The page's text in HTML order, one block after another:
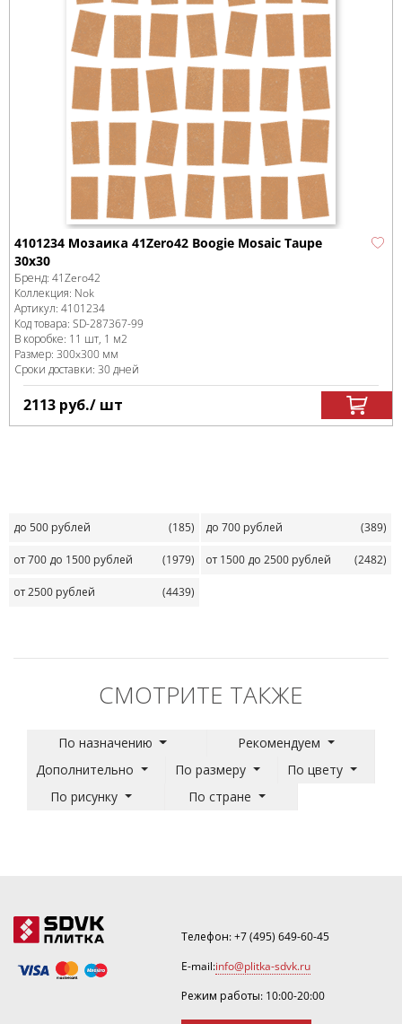
4101234 Мозаика 41Zero42 Boogie Mosaic Taupe
30x30
Бренд: 41Zero42
Коллекция: Nok
Артикул: 4101234
Код товара: SD-287367-99
В коробке: 11 шт, 1 м2
Размер: 300x300 мм
Сроки доставки: 30 дней
2113 руб./ шт
до 500 рублей (185) до 700 рублей (389)
от 700 до 1500 рублей (1979) от 1500 до 2500 рублей (2482)
от 2500 рублей (4439)
СМОТРИТЕ ТАКЖЕ
По назначению
Рекомендуем
Дополнительно
По размеру
По цвету
По рисунку
По стране
Телефон:+7 (495) 649-60-45
E-mail:info@plitka-sdvk.ru
Режим работы: 10:00-20:00